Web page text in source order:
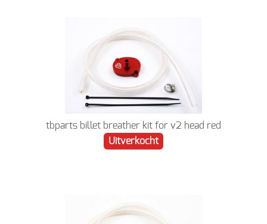
tbparts billet breather kit for v2 head red
Uitverkocht